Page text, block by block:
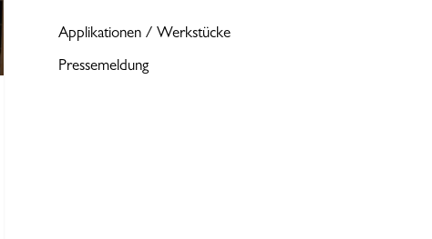
Applikationen / Werkstücke
Pressemeldung